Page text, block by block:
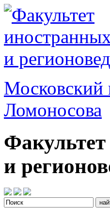
Московский
Ломоносова
и